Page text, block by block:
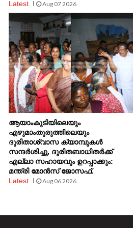
Latest Aug 07 2026
ആയാംകുടിയിലെയും
എഴുമാംതുരുത്തിലെയും
ദുരിതാശ്വാസ ക്യാമ്പുകൾ
സന്ദർശിച്ചു, ദുരിതബാധിതർക്ക്
എല്ലാ സഹായവും ഉറപ്പാക്കും:
മന്ത്രി മോൻസ് ജോസഫ്.
Latest
Aug 06 2026